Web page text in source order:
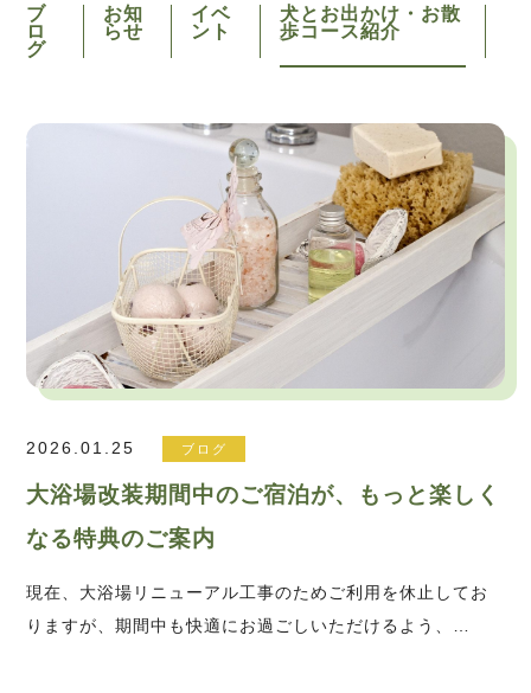
ブ
ロ
グ
お知
らせ
イベ
ント
犬とお出かけ・お散
歩コース紹介
2026.01.25 ブログ
大浴場改装期間中のご宿泊が、もっと楽しく
なる特典のご案内
現在、大浴場リニューアル工事のためご利用を休止してお
りますが、期間中も快適にお過ごしいただけるよう、…